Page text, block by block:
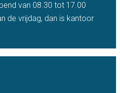
van 08.30 tot 17.00
de vrijdag, dan is kantoor